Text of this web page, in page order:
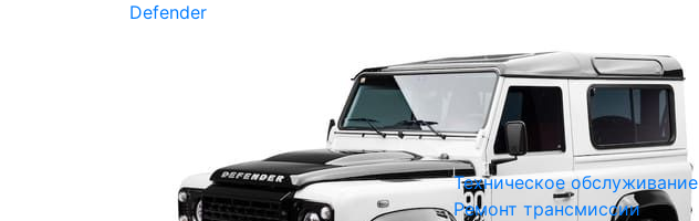
Defender
Техническое обслуживание
Ремонт трансмиссии